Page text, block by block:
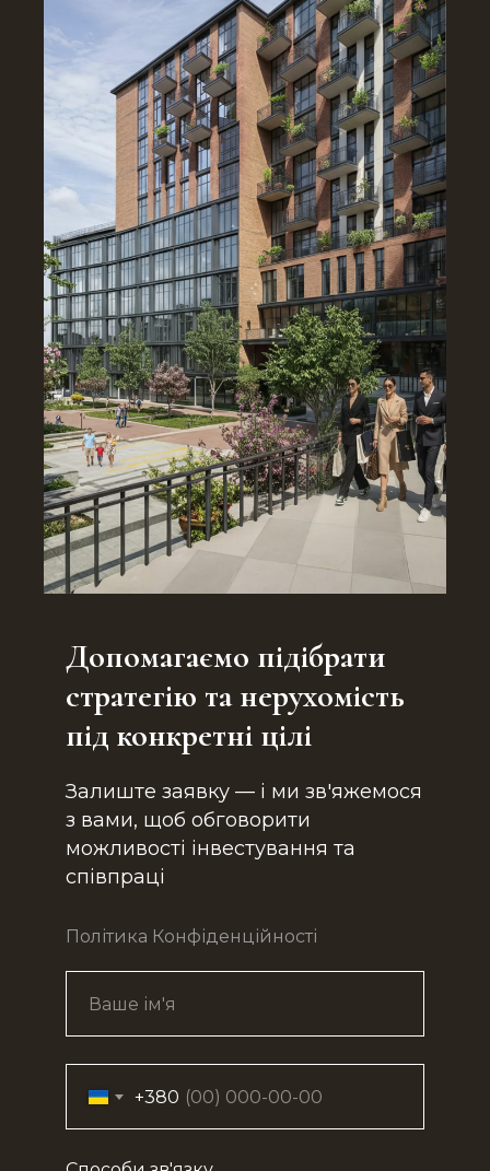
Допомагаємо підібрати
стратегію та нерухомість
під конкретні цілі
Залиште заявку — і ми зв'яжемося
з вами, щоб обговорити
можливості інвестування та
співпраці
Політика Конфіденційності
+380